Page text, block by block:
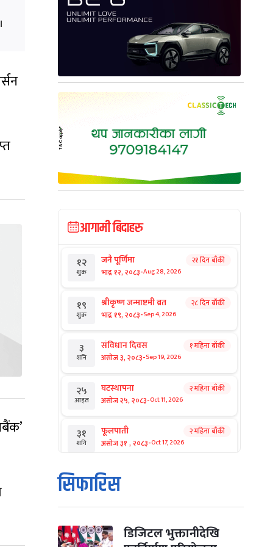
आगामी बिदाहरु
१२
शुक्र
जनै पूर्णिमा
भाद्र १२, २०८३-Aug 28, 2026
२१ दिन बाँकी
१९
शुक्र
श्रीकृष्ण जन्माष्टमी व्रत
भाद्र १९, २०८३-Sep 4, 2026
२८ दिन बाँकी
३
शनि
संविधान दिवस
असोज ३, २०८३-Sep 19, 2026
१ महिना बाँकी
२५
आइत
घटस्थापना
असोज २५, २०८३-Oct 11, 2026
२ महिना बाँकी
३१
शनि
फूलपाती
असोज ३१ , २०८३-Oct 17, 2026
२ महिना बाँकी
१
आइत
कार्तिक सङ्क्रान्ति
कार्तिक १, २०८३
मंगल कार्तिक ३, २०८३-Oct 20, 2026
सिफारिस
डिजिटल भुक्तानीदेखि